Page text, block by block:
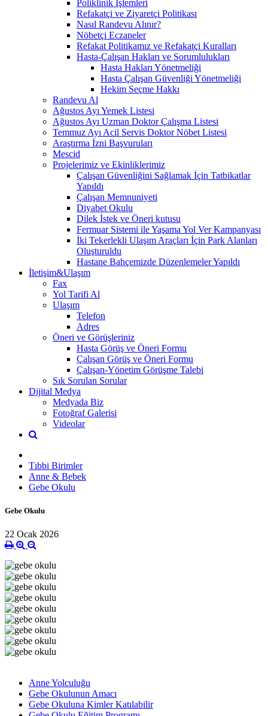
Poliklinik İşlemleri
Refakatçi ve Ziyaretçi Politikası
Nasıl Randevu Alınır?
Nöbetçi Eczaneler
Refakat Politikamız ve Refakatçi Kuralları
Hasta-Çalışan Hakları ve Sorumlulukları
Hasta Hakları Yönetmeliği
Hasta Çalışan Güvenliği Yönetmeliği
Hekim Seçme Hakkı
Randevu Al
Ağustos Ayı Yemek Listesi
Ağustos Ayı Uzman Doktor Çalışma Listesi
Temmuz Ayı Acil Servis Doktor Nöbet Listesi
Araştırma İzni Başvuruları
Mescid
Projelerimiz ve Ekinliklerimiz
Çalışan Güvenliğini Sağlamak İçin Tatbikatlar
Yapıldı
Çalışan Memnuniyeti
Diyabet Okulu
Dilek İstek ve Öneri kutusu
Fermuar Sistemi ile Yaşama Yol Ver Kampanyası
İki Tekerlekli Ulaşım Araçları İçin Park Alanları
Oluşturuldu
Hastane Bahçemizde Düzenlemeler Yapıldı
İletişim&Ulaşım
Fax
Yol Tarifi Al
Ulaşım
Telefon
Adres
Öneri ve Görüşleriniz
Hasta Görüş ve Öneri Formu
Çalışan Görüş ve Öneri Formu
Çalışan-Yönetim Görüşme Talebi
Sık Sorulan Sorular
Dijital Medya
Medyada Biz
Fotoğraf Galerisi
Videolar
Tıbbi Birimler
Anne & Bebek
Gebe Okulu
Gebe Okulu
22 Ocak 2026
Anne Yolculuğu
Gebe Okulunun Amacı
Gebe Okuluna Kimler Katılabilir